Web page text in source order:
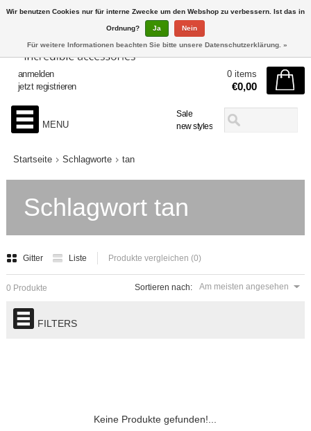
Sale
new styles
anmelden
jetzt registrieren
0 items
€0,00
MENU
Startseite Schlagworte tan
Schlagwort tan
Gitter Liste Produkte vergleichen (0)
Sortieren nach: Am meisten angesehen
0 Produkte
FILTERS
Keine Produkte gefunden!...
Wir benutzen Cookies nur für interne Zwecke um den Webshop zu verbessern. Ist das in
Ordnung? Ja Nein
Für weitere Informationen beachten Sie bitte unsere Datenschutzerklärung. »